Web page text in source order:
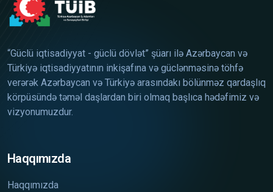
“Güclü iqtisadiyyat - güclü dövlət” şüarı ilə Azərbaycan və
Türkiyə iqtisadiyyatının inkişafına və güclənməsinə töhfə
verərək Azərbaycan və Türkiyə arasındakı bölünməz qardaşlıq
körpüsündə təməl daşlardan biri olmaq başlıca hədəfimiz və
vizyonumuzdur.
Haqqımızda
Haqqımızda